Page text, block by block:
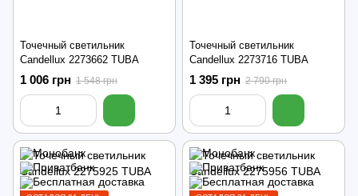
Точечный светильник
Candellux 2273662 TUBA
1 006 грн 1 548 грн
Точечный светильник
Candellux 2273716 TUBA
1 395 грн 2 790 грн